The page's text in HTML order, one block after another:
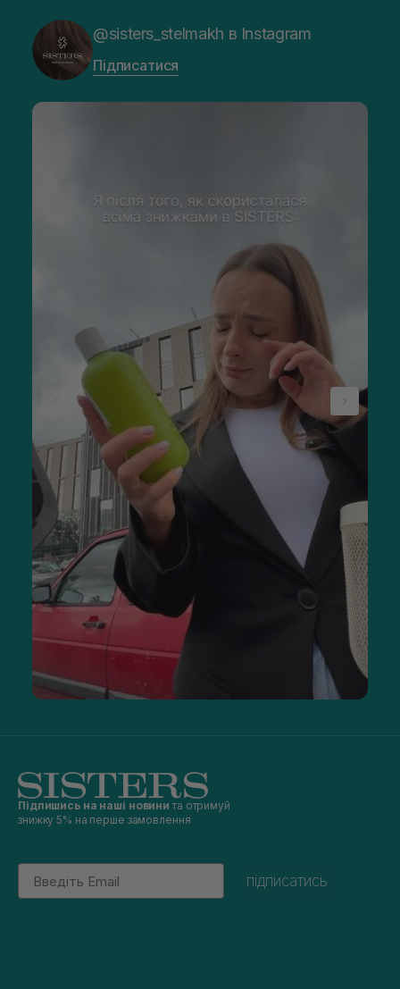
@sisters_stelmakh в Instagram
Підписатися
Підпишись на наші новини та отримуй
знижку 5% на перше замовлення
Email
підписатись